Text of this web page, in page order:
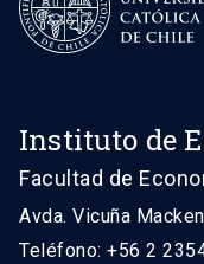
Instituto de
Facultad de
Avda. Vicuña
Teléfono: +56 2